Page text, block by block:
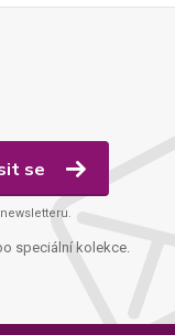
se
speciální kolekce.